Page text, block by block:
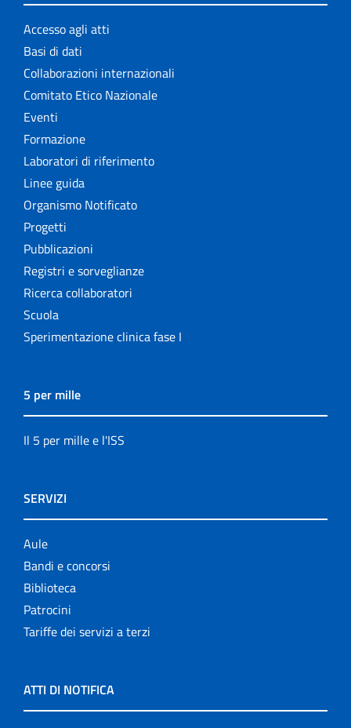
Accesso agli atti
Basi di dati
Collaborazioni internazionali
Comitato Etico Nazionale
Eventi
Formazione
Laboratori di riferimento
Linee guida
Organismo Notificato
Progetti
Pubblicazioni
Registri e sorveglianze
Ricerca collaboratori
Scuola
Sperimentazione clinica fase I
5 per mille
Il 5 per mille e l'ISS
SERVIZI
Aule
Bandi e concorsi
Biblioteca
Patrocini
Tariffe dei servizi a terzi
ATTI DI NOTIFICA